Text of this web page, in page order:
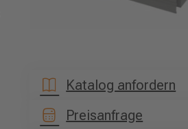
Katalog anfordern
Preisanfrage